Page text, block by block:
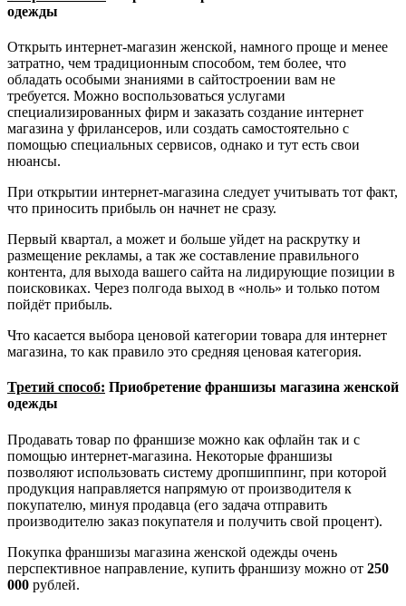
одежды
Открыть интернет-магазин женской, намного проще и менее
затратно, чем традиционным способом, тем более, что
обладать особыми знаниями в сайтостроении вам не
требуется. Можно воспользоваться услугами
специализированных фирм и заказать создание интернет
магазина у фрилансеров, или создать самостоятельно с
помощью специальных сервисов, однако и тут есть свои
нюансы.
При открытии интернет-магазина следует учитывать тот факт,
что приносить прибыль он начнет не сразу.
Первый квартал, а может и больше уйдет на раскрутку и
размещение рекламы, а так же составление правильного
контента, для выхода вашего сайта на лидирующие позиции в
поисковиках. Через полгода выход в «ноль» и только потом
пойдёт прибыль.
Что касается выбора ценовой категории товара для интернет
магазина, то как правило это средняя ценовая категория.
Третий способ: Приобретение франшизы магазина женской
одежды
Продавать товар по франшизе можно как офлайн так и с
помощью интернет-магазина. Некоторые франшизы
позволяют использовать систему дропшиппинг, при которой
продукция направляется напрямую от производителя к
покупателю, минуя продавца (его задача отправить
производителю заказ покупателя и получить свой процент).
Покупка франшизы магазина женской одежды очень
перспективное направление, купить франшизу можно от 250
000 рублей.